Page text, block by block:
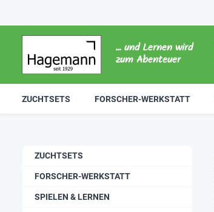
... und Lernen wird
zum Abenteuer
ZUCHTSETS FORSCHER-WERKSTATT
ZUCHTSETS
FORSCHER-WERKSTATT
SPIELEN & LERNEN